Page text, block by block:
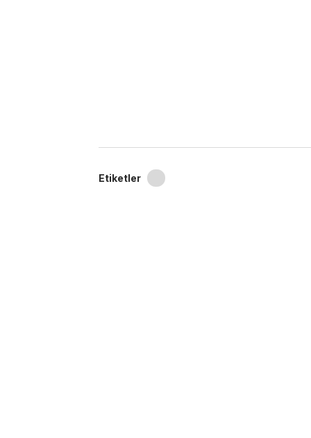
Etiketler